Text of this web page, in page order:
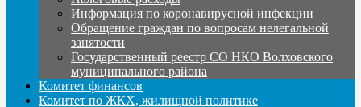
Информация по коронавирусной инфекции
Обращение граждан по вопросам нелегальной
занятости
Государственный реестр СО НКО Волховского
муниципального района
Комитет финансов
Комитет по ЖКХ, жилищной политике